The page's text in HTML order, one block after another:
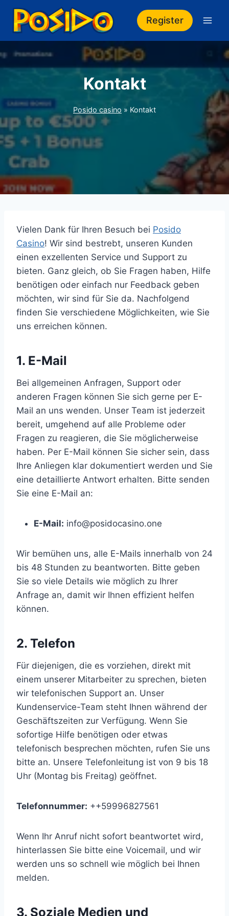
Zum
Inhalt
springen
Register
Kontakt
Posido casino » Kontakt
Vielen Dank für Ihren Besuch bei Posido
Casino! Wir sind bestrebt, unseren Kunden
einen exzellenten Service und Support zu
bieten. Ganz gleich, ob Sie Fragen haben, Hilfe
benötigen oder einfach nur Feedback geben
möchten, wir sind für Sie da. Nachfolgend
finden Sie verschiedene Möglichkeiten, wie Sie
uns erreichen können.
1. E-Mail
Bei allgemeinen Anfragen, Support oder
anderen Fragen können Sie sich gerne per E-
Mail an uns wenden. Unser Team ist jederzeit
bereit, umgehend auf alle Probleme oder
Fragen zu reagieren, die Sie möglicherweise
haben. Per E-Mail können Sie sicher sein, dass
Ihre Anliegen klar dokumentiert werden und Sie
eine detaillierte Antwort erhalten. Bitte senden
Sie eine E-Mail an:
E-Mail: info@posidocasino.one
Wir bemühen uns, alle E-Mails innerhalb von 24
bis 48 Stunden zu beantworten. Bitte geben
Sie so viele Details wie möglich zu Ihrer
Anfrage an, damit wir Ihnen effizient helfen
können.
2. Telefon
Für diejenigen, die es vorziehen, direkt mit
einem unserer Mitarbeiter zu sprechen, bieten
wir telefonischen Support an. Unser
Kundenservice-Team steht Ihnen während der
Geschäftszeiten zur Verfügung. Wenn Sie
sofortige Hilfe benötigen oder etwas
telefonisch besprechen möchten, rufen Sie uns
bitte an. Unsere Telefonleitung ist von 9 bis 18
Uhr (Montag bis Freitag) geöffnet.
Telefonnummer: ++59996827561
Wenn Ihr Anruf nicht sofort beantwortet wird,
hinterlassen Sie bitte eine Voicemail, und wir
werden uns so schnell wie möglich bei Ihnen
melden.
3. Soziale Medien und